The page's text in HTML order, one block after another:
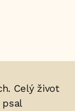
Celý život